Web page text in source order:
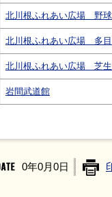
北川根ふれあい広場 野
北川根ふれあい広場 多
北川根ふれあい広場 芝
岩間武道館
0年0月0日